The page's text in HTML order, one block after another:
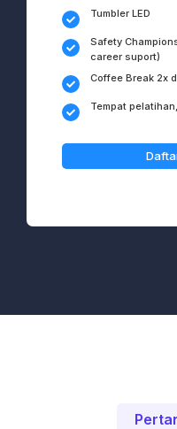
Tumbler LED
Safety
career suport)
Coffee Break 2x
Tempat